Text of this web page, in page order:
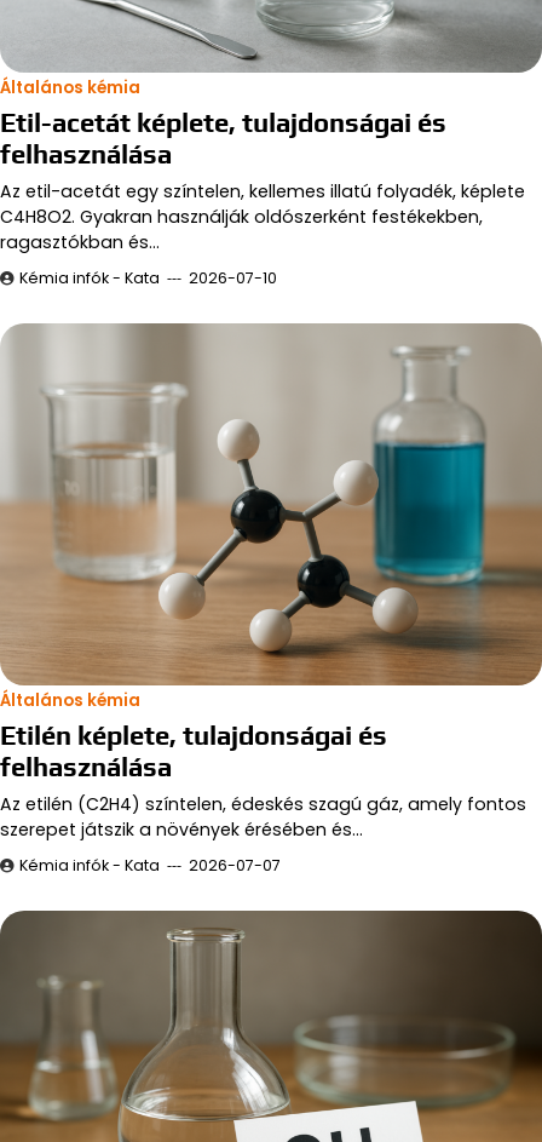
Általános kémia
Etil-acetát képlete, tulajdonságai és
felhasználása
Az etil-acetát egy színtelen, kellemes illatú folyadék, képlete
C4H8O2. Gyakran használják oldószerként festékekben,
ragasztókban és…
Kémia infók - Kata 2026-07-10
Általános kémia
Etilén képlete, tulajdonságai és
felhasználása
Az etilén (C2H4) színtelen, édeskés szagú gáz, amely fontos
szerepet játszik a növények érésében és…
Kémia infók - Kata 2026-07-07